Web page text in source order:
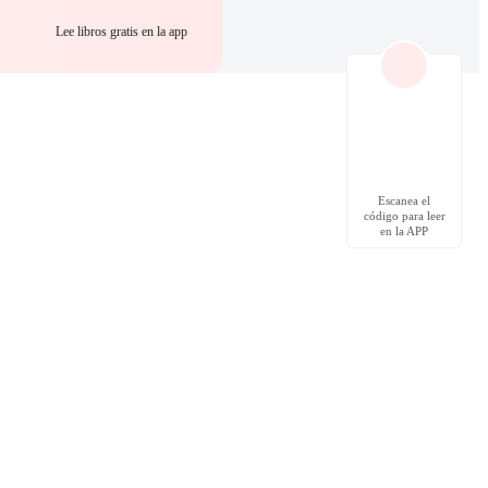
Lee libros gratis en la app
Escanea el
código para leer
en la APP